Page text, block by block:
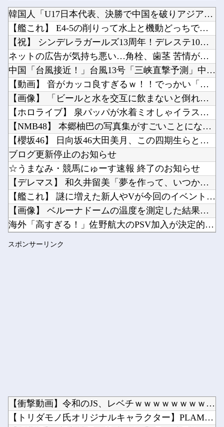
海外「高すぎる！」佐野航大のPSV加入が決定的になり海外大騒ぎ！（海外の反応）
【ガンダム】 ザクって一言でいっても色々バリエーションがあるよね
「高市総理には愛想尽かした」コメ余りに農家が悲鳴 売値は生産原価の半分以下に…
Powered by livedoor 相互RSS
【速報】米国、韓国防衛に短距離戦術核を検討※韓国談他
【ラブライブ！】声優との1体1イベントみんななに話すの？他
【画像】アイドルにしか見えないセクシー女優さんが話題になるｗｗｗｗｗｗ他
オタク「パソコン自作できます」DQN「自分で車やバイクいじれます」他
韓国人「どうやら五輪サッカー日韓戦でも審判の接待があった模様…」→「メダル剥奪なのでは…？...
【朗報】キングダムの河了貂、覚醒する他
主人公の実父←強い 主人公の実姉←クソ強い 主人公の実兄←こいつ他
【画像】日本共産党の街宣車、ほんと碌でもないな他
韓国人「U17日本代表、決勝で中国を破りアジア杯優勝（通算5...
【艦これ】 E4-5の削りって水上と機動どっちでやったでち？
【祝】 シンデレラガールズ13周年！デレステ10周年おめでと...
ネットの広告が気持ち悪い…角栓、歯茎 苦情が急増
中国「台風接近！」台風13号「三峡直撃予測」中国「上流大洪水...
【動画】 音がカッコ良すぎるｗ！！でっかい「三角定規」のブー...
【画像】 「ビールと水を交互に飲まないと倒れるグラス」発売
【ホロライブ】 泉パッパが水着ミオしゃイラストあげとる
【NMB48】 本郷柚巴の写真集がすごいことになってる
【櫻坂46】 日向坂46大田美月、この四期生らと交流がある模...
ブログ更新停止のお知らせ
☆うまなみ・競馬にゅーす速報 終了のお知らせ
【デレマス】 和久井留美「夢を作って、いつか遊んで」
【艦これ】 謎に増えた新人やVが今回のイベントで何人生き残る...
【画像】 ベルーナドームの温度を測定した結果ｗｗｗ
海外「高すぎる！」佐野航大のPSV加入が決定的になり海外大騒...
スポンサーリンク
【衝撃動画】令和のJS、レベチｗｗｗｗｗｗｗｗｗｗｗｗｗｗｗ...
【トリダモノ氏オリジナルキャラクター】PLAMATEA「MX...